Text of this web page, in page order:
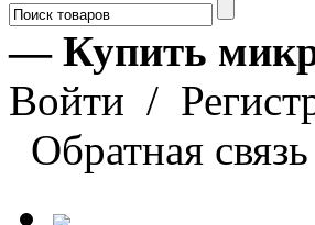
— Купить
Войти /
Обратная связь